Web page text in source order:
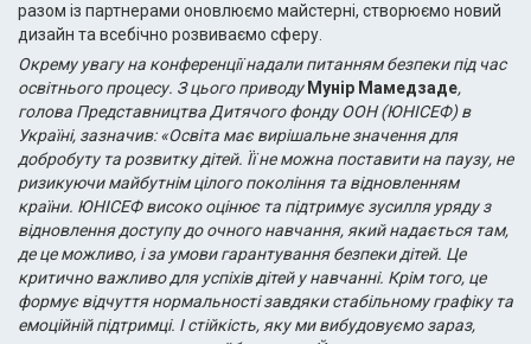
разом із партнерами оновлюємо майстерні, створюємо новий
дизайн та всебічно розвиваємо сферу.
Окрему увагу на конференції надали питанням безпеки під час
освітнього процесу. З цього приводу Мунір Мамедзаде,
голова Представництва Дитячого фонду ООН (ЮНІСЕФ) в
Україні, зазначив: «Освіта має вирішальне значення для
добробуту та розвитку дітей. Її не можна поставити на паузу, не
ризикуючи майбутнім цілого покоління та відновленням
країни. ЮНІСЕФ високо оцінює та підтримує зусилля уряду з
відновлення доступу до очного навчання, який надається там,
де це можливо, і за умови гарантування безпеки дітей. Це
критично важливо для успіхів дітей у навчанні. Крім того, це
формує відчуття нормальності завдяки стабільному графіку та
емоційній підтримці. І стійкість, яку ми вибудовуємо зараз,